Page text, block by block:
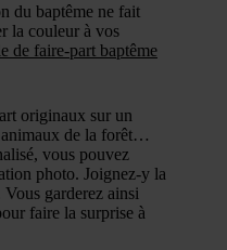
du baptême ne fait
la couleur à vos
de faire-part baptême
originaux sur un
animaux de la forêt…
vous pouvez
photo. Joignez-y la
garderez ainsi
faire la surprise à